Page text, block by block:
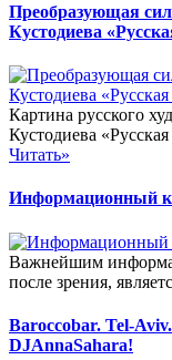
Преобразующая
Кустодиева
Картина русского
Кустодиева
Читать»
Информационный
Важнейшим
после зрения,
Baroccobar. Tel-
DJAnnaSahara!